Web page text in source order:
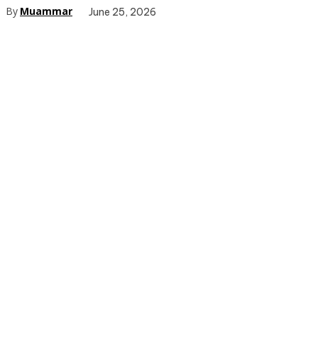
By Muammar June 25, 2026